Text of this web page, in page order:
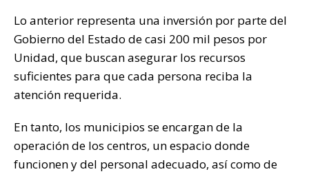
Lo anterior representa una inversión por parte del
Gobierno del Estado de casi 200 mil pesos por
Unidad, que buscan asegurar los recursos
suficientes para que cada persona reciba la
atención requerida.
En tanto, los municipios se encargan de la
operación de los centros, un espacio donde
funcionen y del personal adecuado, así como de